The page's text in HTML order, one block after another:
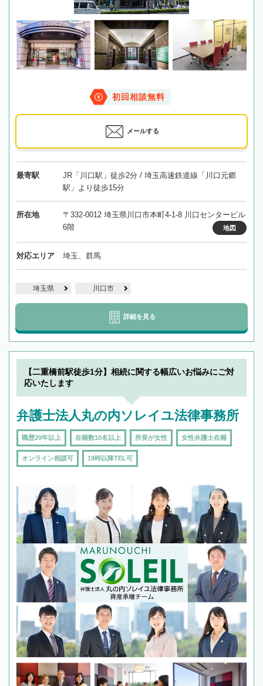
初回相談無料
メールする
最寄駅
JR「川口駅」徒歩2分 / 埼玉高速鉄道線「川口元郷
駅」より徒歩15分
所在地
〒332-0012 埼玉県川口市本町4-1-8 川口センタービル
6階
地図
対応エリア 埼玉、群馬
埼玉県 川口市
詳細を見る
【二重橋前駅徒歩1分】相続に関する幅広いお悩みにご対
応いたします
弁護士法人丸の内ソレイユ法律事務所
職歴20年以上 在籍数10名以上 所長が女性 女性弁護士在籍
オンライン相談可 19時以降TEL可